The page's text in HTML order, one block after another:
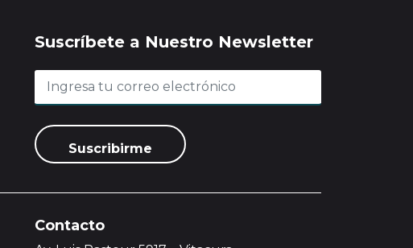
Suscríbete a Nuestro Newsletter
Contacto